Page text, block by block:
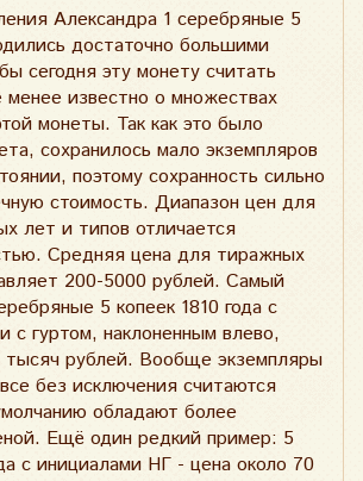
Александра 1 серебряные 5
достаточно большими
сегодня эту монету считать
известно о множествах
монеты. Так как это было
сохранилось мало экземпляров
поэтому сохранность сильно
стоимость. Диапазон цен для
лет и типов отличается
Средняя цена для тиражных
200-5000 рублей. Самый
5 копеек 1810 года с
с гуртом, наклоненным влево,
тысяч рублей. Вообще экземпляры
без исключения считаются
обладают более
Ещё один редкий пример: 5
с инициалами НГ - цена около 70